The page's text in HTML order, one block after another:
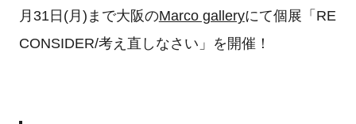
月31日(月)まで大阪のMarco galleryにて個展「RE
CONSIDER/考え直しなさい」を開催！